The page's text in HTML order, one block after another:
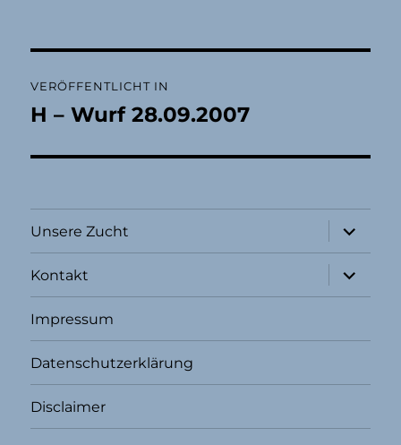
VERÖFFENTLICHT IN
H – Wurf 28.09.2007
Unsere Zucht
öffnen
Kontakt
öffnen
Impressum
Datenschutzerklärung
Disclaimer